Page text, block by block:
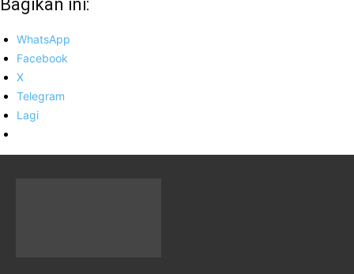
Bagikan ini:
WhatsApp
Facebook
X
Telegram
Lagi